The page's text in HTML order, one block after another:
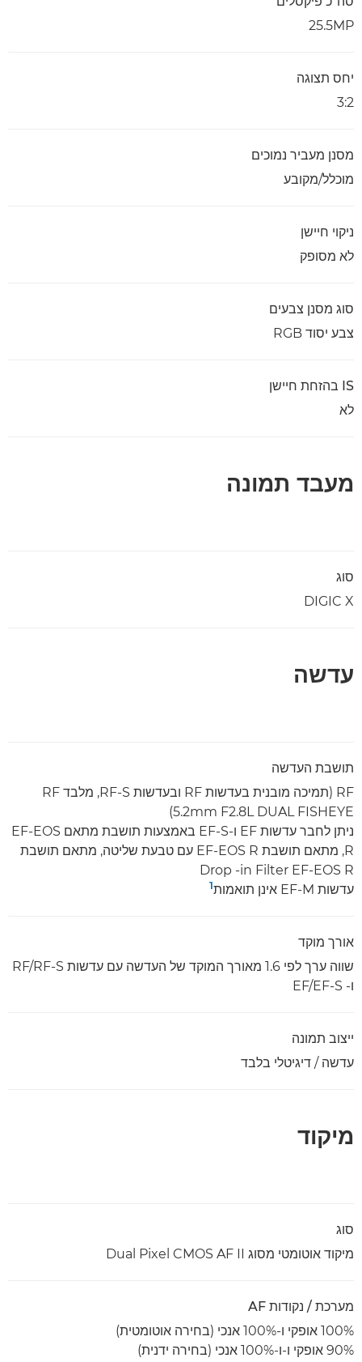
25.5MP
יחס תצוגה
3:2
מסנן מעביר נמוכים
מוכלל/מקובע
ניקוי חיישן
לא מסופק
סוג מסנן צבעים
צבע יסוד RGB
IS בהזחת חיישן
לא
מעבד תמונה
סוג
DIGIC X
עדשה
תושבת העדשה
RF (תמיכה מובנית בעדשות RF ובעדשות RF-S, מלבד RF
5.2mm F2.8L DUAL FISHEYE)
ניתן לחבר עדשות EF ו-EF-S באמצעות תושבת מתאם EF-EOS
R, מתאם תושבת EF-EOS R עם טבעת שליטה, מתאם תושבת
Drop -in Filter EF-EOS R
עדשות EF-M אינן תואמות
1
אורך מוקד
שווה ערך לפי 1.6 מאורך המוקד של העדשה עם עדשות RF/RF-S
ו- EF/EF-S
ייצוב תמונה
עדשה / דיגיטלי בלבד
מיקוד
סוג
מיקוד אוטומטי מסוג Dual Pixel CMOS AF II
מערכת / נקודות AF
100% אופקי ו-100% אנכי (בחירה אוטומטית)
90% אופקי ו-ו-100% אנכי (בחירה ידנית)